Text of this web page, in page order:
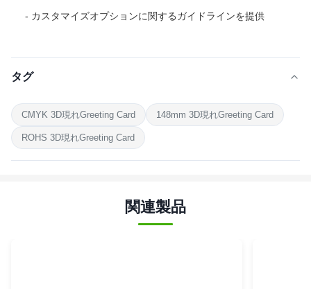
- カスタマイズオプションに関するガイドラインを提供
タグ
CMYK 3D現れGreeting Card 148mm 3D現れGreeting Card
ROHS 3D現れGreeting Card
関連製品